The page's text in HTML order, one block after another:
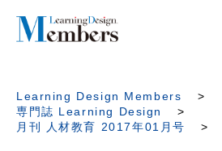
Learning Design Members
専門誌 Learning Design
月刊 人材教育 2017年01月号